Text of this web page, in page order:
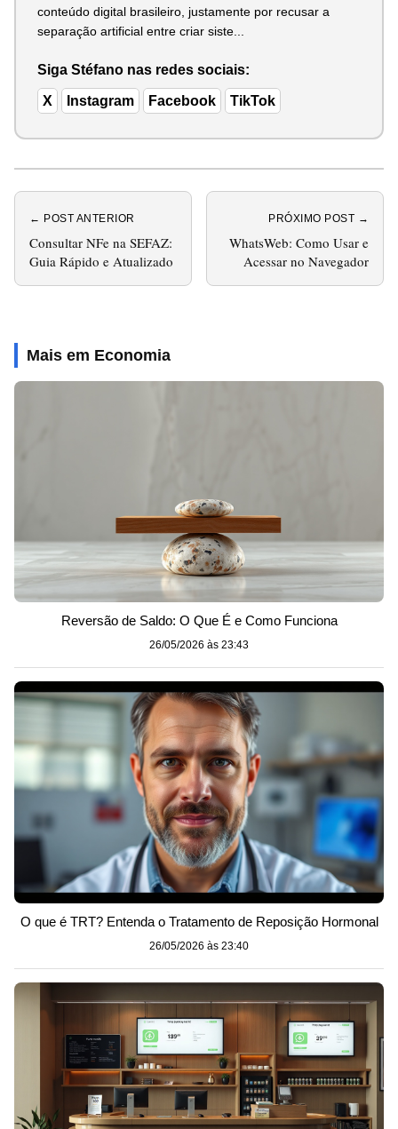
conteúdo digital brasileiro, justamente por recusar a
separação artificial entre criar siste...
Siga Stéfano nas redes sociais:
X Instagram Facebook TikTok
← POST ANTERIOR
Consultar NFe na SEFAZ:
Guia Rápido e Atualizado
PRÓXIMO POST →
WhatsWeb: Como Usar e
Acessar no Navegador
Mais em Economia
Reversão de Saldo: O Que É e Como Funciona
26/05/2026 às 23:43
O que é TRT? Entenda o Tratamento de Reposição Hormonal
26/05/2026 às 23:40